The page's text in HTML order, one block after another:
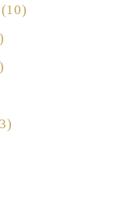
(10)